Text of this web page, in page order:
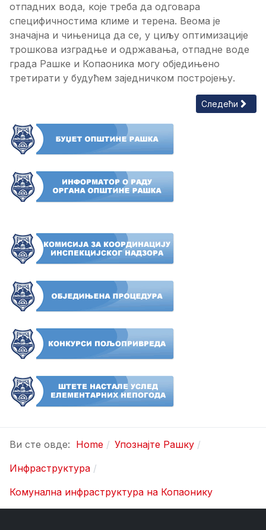
отпадних вода, које треба да одговара
специфичностима климе и терена. Веома је
значајна и чињеница да се, у циљу оптимизације
трошкова изградње и одржавања, отпадне воде
града Рашке и Копаоника могу обједињено
третирати у будућем заједничком постројењу.
Следећи
Следећи
Ви сте овде: Home
Упознајте Рашку
Инфраструктура
Комунална инфраструктура на Копаонику